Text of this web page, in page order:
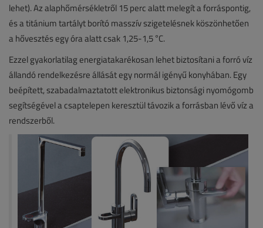
lehet). Az alaphőmérsékletről 15 perc alatt melegít a forráspontig,
és a titánium tartályt borító masszív szigetelésnek köszönhetően
a hővesztés egy óra alatt csak 1,25-1,5 °C.
Ezzel gyakorlatilag energiatakarékosan lehet biztosítani a forró víz
állandó rendelkezésre állását egy normál igényű konyhában. Egy
beépített, szabadalmaztatott elektronikus biztonsági nyomógomb
segítségével a csaptelepen keresztül távozik a forrásban lévő víz a
rendszerből.